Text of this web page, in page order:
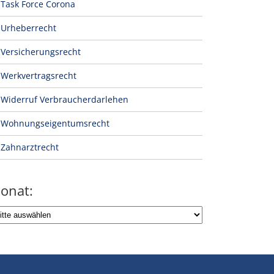
Task Force Corona
Urheberrecht
Versicherungsrecht
Werkvertragsrecht
Widerruf Verbraucherdarlehen
Wohnungseigentumsrecht
Zahnarztrecht